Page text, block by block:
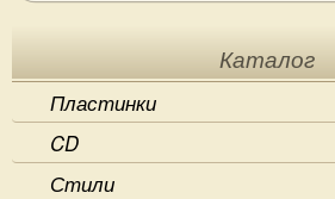
Каталог
Пластинки
CD
Стили